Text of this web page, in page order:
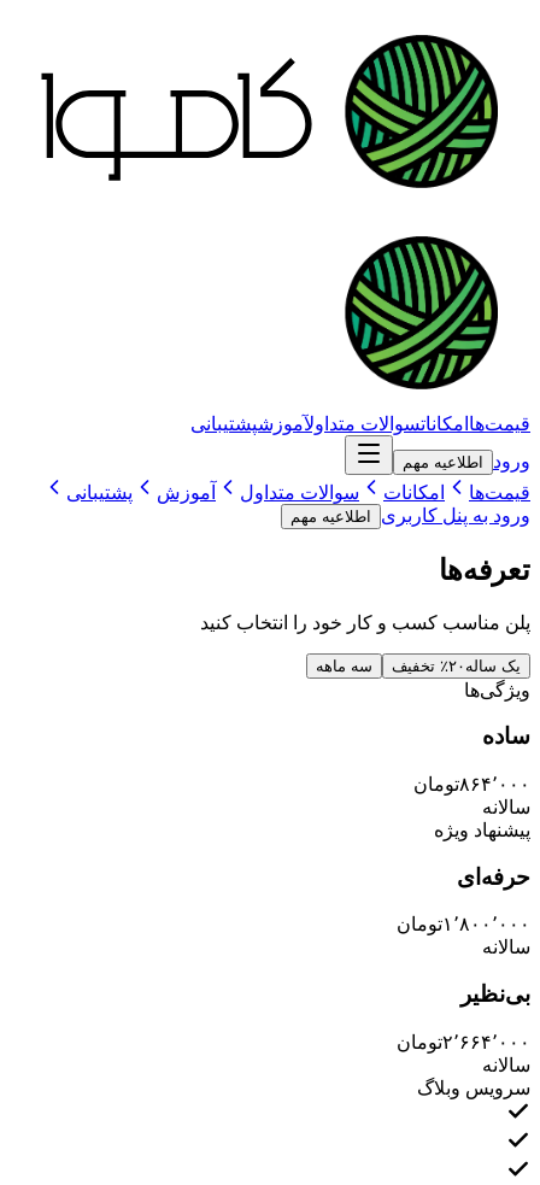
قیمت‌ها امکاناتسوالات متداولآموزشپشتیبانی
ورود
اطلاعیه مهم
قیمت‌ها امکانات سوالات متداول آموزش
پشتیبانی
ورود به پنل کاربری
اطلاعیه مهم
تعرفه‌ها
پلن مناسب کسب و کار خود را انتخاب کنید
یک ساله ۲۰٪ تخفیف سه ماهه
ویژگی‌ها
ساده
۸۶۴٬۰۰۰تومان
سالانه
پیشنهاد ویژه
حرفه‌ای
۱٬۸۰۰٬۰۰۰تومان
سالانه
بی‌نظیر
۲٬۶۶۴٬۰۰۰تومان
سالانه
سرویس وبلاگ